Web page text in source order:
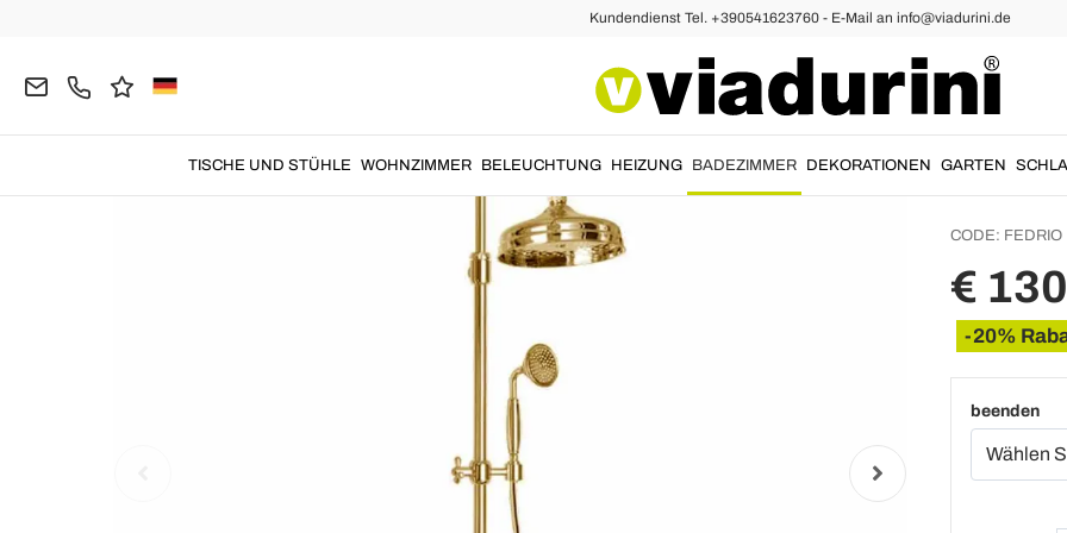
Kundendienst Tel. +390541623760 - E-Mail an info@viadurini.de
TISCHE UND STÜHLE WOHNZIMMER BELEUCHTUNG HEIZUNG BADEZIMMER DEKORATIONEN GARTEN
Bath
CODE: FEDRIO
€
-20%
beenden